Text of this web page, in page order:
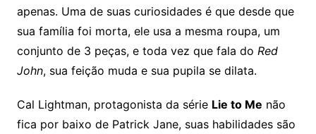
apenas. Uma de suas curiosidades é que desde que
sua família foi morta, ele usa a mesma roupa, um
conjunto de 3 peças, e toda vez que fala do Red
John, sua feição muda e sua pupila se dilata.
Cal Lightman, protagonista da série Lie to Me não
fica por baixo de Patrick Jane, suas habilidades são